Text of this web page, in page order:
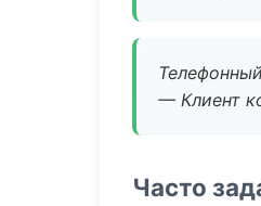
— Клиент
Часто